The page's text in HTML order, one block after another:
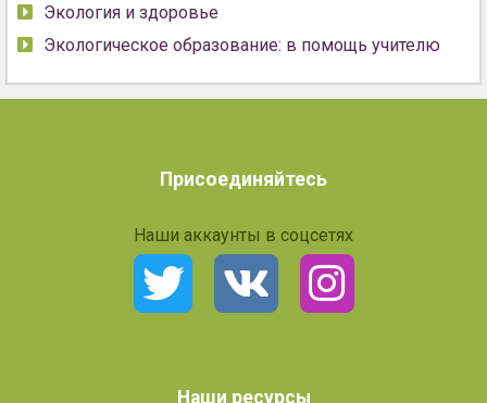
Экология и здоровье
Экологическое образование: в помощь учителю
Присоединяйтесь
Наши аккаунты в соцсетях
Наши ресурсы